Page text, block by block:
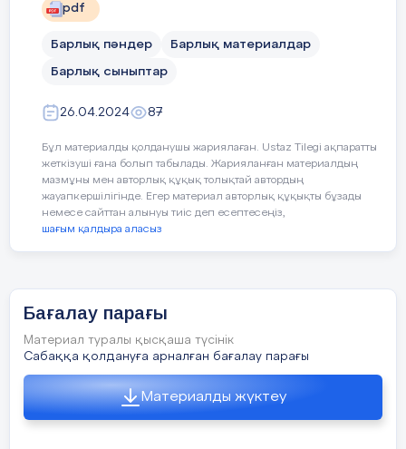
pdf
Барлық пәндер Барлық материалдар
Барлық сыныптар
26.04.2024 87
Бұл материалды қолданушы жариялаған. Ustaz Tilegi ақпаратты
жеткізуші ғана болып табылады. Жарияланған материалдың
мазмұны мен авторлық құқық толықтай автордың
жауапкершілігінде. Егер материал авторлық құқықты бұзады
немесе сайттан алынуы тиіс деп есептесеңіз,
шағым қалдыра аласыз
Бағалау парағы
Материал туралы қысқаша түсінік
Сабаққа қолдануға арналған бағалау парағы
Материалды жүктеу